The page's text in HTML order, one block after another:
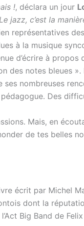
!, déclara un jour
Le jazz, c’est la
représentatives
à la musique
d’écrire à
des notes bleues
ses nombreuses
Des
Mais, en
de tes belles
écrit par Michel
dont la
Big Band de